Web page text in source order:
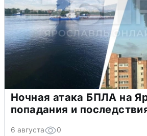
Ночная атака БПЛА на
попадания и
6 августа 0